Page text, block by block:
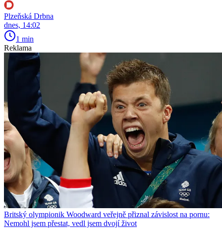
Plzeňská Drbna
dnes, 14:02
1 min
Reklama
Britský olympionik Woodward veřejně přiznal závislost na pornu:
Nemohl jsem přestat, vedl jsem dvojí život